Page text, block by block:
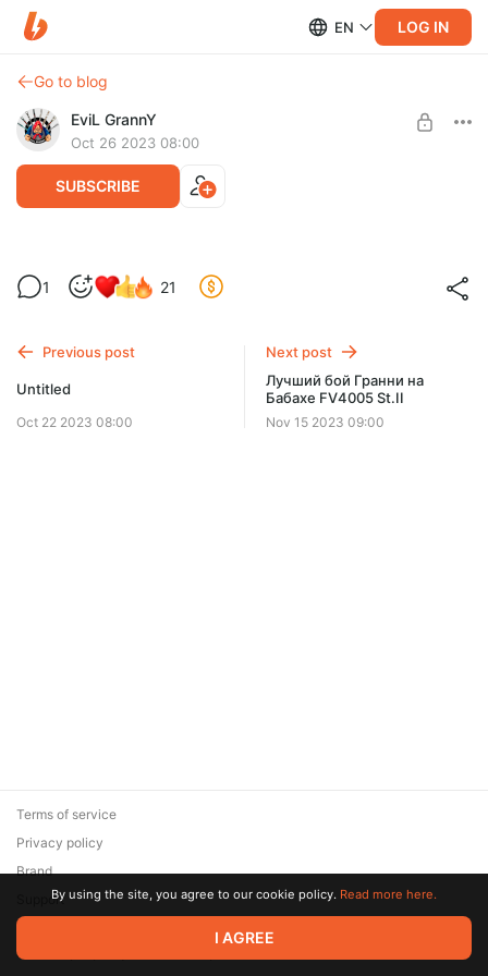
EN LOG IN
Go to blog
EviL GrannY
Oct 26 2023 08:00
SUBSCRIBE
канале! Приятного просмотра :)
Level required:
UNLOCK POST
1 21
Previous post
Untitled
Oct 22 2023 08:00
Next post
Лучший бой Гранни на
Бабахе FV4005 St.II
Nov 15 2023 09:00
© 2026 Zaya Solutions Limited. All rights reserved. All trademarks
are the property of their respective owners.
Terms of service
Privacy policy
Brand
SupportBy using the site, you agree to our cookie policy. Read more here.
I AGREE